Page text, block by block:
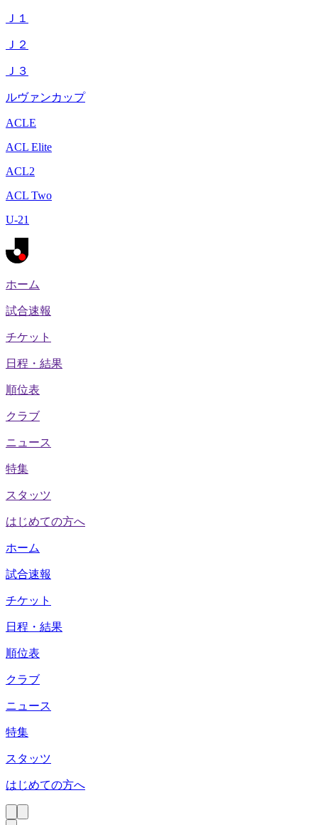
Ｊ１
Ｊ２
Ｊ３
ルヴァンカップ
ACLE
ACL Elite
ACL2
ACL Two
U-21
ホーム
試合速報
チケット
日程・結果
順位表
クラブ
ニュース
特集
スタッツ
はじめての方へ
ホーム
試合速報
チケット
日程・結果
順位表
クラブ
ニュース
特集
スタッツ
はじめての方へ